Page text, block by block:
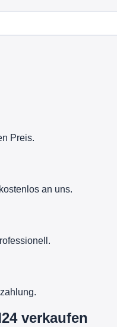
Preis.
an uns.
verkaufen